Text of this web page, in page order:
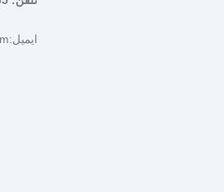
ایمیل:novingrafic1@gmail.com